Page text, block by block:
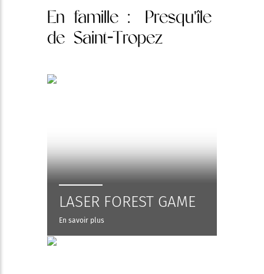
En famille : Presqu'île
de Saint-Tropez
LASER FOREST GAME
En savoir plus